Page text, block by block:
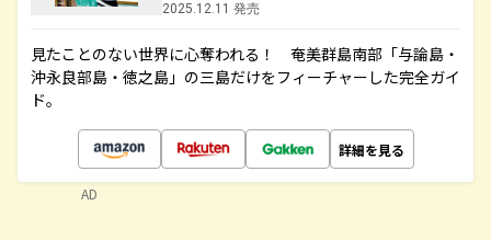
2025.12.11 発売
見たことのない世界に心奪われる！ 奄美群島南部「与論島・
沖永良部島・徳之島」の三島だけをフィーチャーした完全ガイ
ド。
詳細を見る
AD